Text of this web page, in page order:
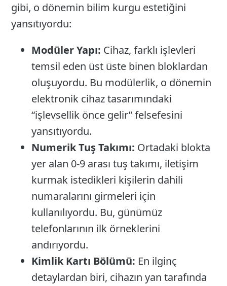
gibi, o dönemin bilim kurgu estetiğini
yansıtıyordu:
Modüler Yapı: Cihaz, farklı işlevleri
temsil eden üst üste binen bloklardan
oluşuyordu. Bu modülerlik, o dönemin
elektronik cihaz tasarımındaki
“işlevsellik önce gelir” felsefesini
yansıtıyordu.
Numerik Tuş Takımı: Ortadaki blokta
yer alan 0-9 arası tuş takımı, iletişim
kurmak istedikleri kişilerin dahili
numaralarını girmeleri için
kullanılıyordu. Bu, günümüz
telefonlarının ilk örneklerini
andırıyordu.
Kimlik Kartı Bölümü: En ilginç
detaylardan biri, cihazın yan tarafında